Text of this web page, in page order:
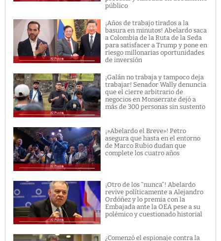
público
¡Años de trabajo tirados a la
basura en minutos! Abelardo saca
a Colombia de la Ruta de la Seda
para satisfacer a Trump y pone en
riesgo millonarias oportunidades
de inversión
¡Galán no trabaja y tampoco deja
trabajar! Senador Wally denuncia
que el cierre arbitrario de
negocios en Monserrate dejó a
más de 300 personas sin sustento
¡»Abelardo el Breve»! Petro
asegura que hasta en el entorno
de Marco Rubio dudan que
complete los cuatro años
¡Otro de los “nunca”! Abelardo
revive políticamente a Alejandro
Ordóñez y lo premia con la
Embajada ante la OEA pese a su
polémico y cuestionado historial
¿Comenzó el espionaje contra la